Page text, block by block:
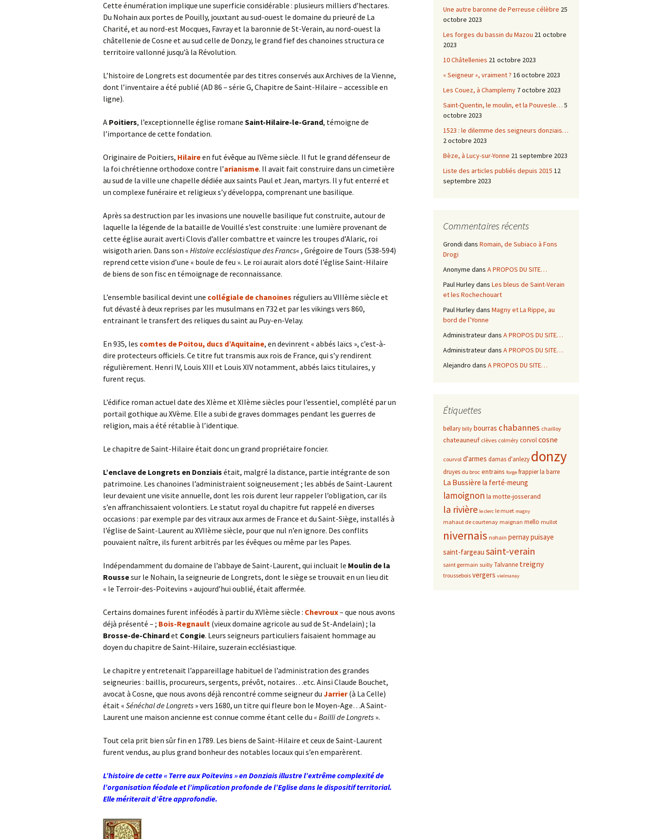
Cette énumération implique une superficie considérable : plusieurs milliers d’hectares.
Du Nohain aux portes de Pouilly, jouxtant au sud-ouest le domaine du prieuré de La
Charité, et au nord-est Mocques, Favray et la baronnie de St-Verain, au nord-ouest la
châtellenie de Cosne et au sud celle de Donzy, le grand fief des chanoines structura ce
territoire vallonné jusqu’à la Révolution.
L’histoire de Longrets est documentée par des titres conservés aux Archives de la Vienne,
dont l’inventaire a été publié (AD 86 – série G, Chapitre de Saint-Hilaire – accessible en
ligne).
A Poitiers, l’exceptionnelle église romane Saint-Hilaire-le-Grand, témoigne de
l’importance de cette fondation.
Originaire de Poitiers, Hilaireen fut évêque au IVème siècle. Il fut le grand défenseur de
la foi chrétienne orthodoxe contre l’arianisme. Il avait fait construire dans un cimetière
au sud de la ville une chapelle dédiée aux saints Paul et Jean, martyrs. Il y fut enterré et
un complexe funéraire et religieux s’y développa, comprenant une basilique.
Après sa destruction par les invasions une nouvelle basilique fut construite, autour de
laquelle la légende de la bataille de Vouillé s’est construite : une lumière provenant de
cette église aurait averti Clovis d’aller combattre et vaincre les troupes d’Alaric, roi
wisigoth arien. Dans son « Histoire ecclésiastique des Francs« , Grégoire de Tours (538-594)
reprend cette vision d’une « boule de feu ». Le roi aurait alors doté l’église Saint-Hilaire
de biens de son fisc en témoignage de reconnaissance.
L’ensemble basilical devint une collégiale de chanoines réguliers au VIIIème siècle et
fut dévasté à deux reprises par les musulmans en 732 et par les vikings vers 860,
entrainant le transfert des reliques du saint au Puy-en-Velay.
En 935, les comtes de Poitou, ducs d’Aquitaine, en devinrent « abbés laïcs », c’est-à-
dire protecteurs officiels. Ce titre fut transmis aux rois de France, qui s’y rendirent
régulièrement. Henri IV, Louis XIII et Louis XIV notamment, abbés laïcs titulaires, y
furent reçus.
L’édifice roman actuel date des XIème et XIIème siècles pour l’essentiel, complété par un
portail gothique au XVème. Elle a subi de graves dommages pendant les guerres de
religion, mais a été rétablie à l’identique.
Le chapitre de Saint-Hilaire était donc un grand propriétaire foncier.
L’enclave de Longrets en Donziais était, malgré la distance, partie intégrante de son
patrimoine. Les chanoines l’administraient soigneusement ; les abbés de Saint-Laurent
leur devaient une visite annuelle, dont les rois durent leur rappeler l’obligation, car ils
s’en affranchissaient volontiers. Le statut royal du chapitre fut rappelé en diverses
occasions : par exemple par des vitraux aux armes de France et du Saint-Siège, installés à
l’église de Saint-Laurent au XVIIème siècle, pour que nul n’en ignore. Des conflits
pouvaient naître, ils furent arbitrés par les évêques ou même par les Papes.
Indépendamment du domaine de l’abbaye de Saint-Laurent, qui incluait le Moulin de la
Roussesur le Nohain, la seigneurie de Longrets, dont le siège se trouvait en un lieu dit
« le Terroir-des-Poitevins » aujourd’hui oublié, était affermée.
Certains domaines furent inféodés à partir du XVIème siècle : Chevroux– que nous avons
déjà présenté – ; Bois-Regnault (vieux domaine agricole au sud de St-Andelain) ; la
Brosse-de-Chinardet Congie. Leurs seigneurs particuliers faisaient hommage au
doyen du chapitre de Saint-Hilaire, suzerain ecclésiastique.
Le chapitre y entretenait l’appareillage habituel de l’administration des grandes
seigneuries : baillis, procureurs, sergents, prévôt, notaires…etc. Ainsi Claude Bouchet,
avocat à Cosne, que nous avons déjà rencontré comme seigneur du Jarrier(à La Celle)
était « Sénéchal de Longrets » vers 1680, un titre qui fleure bon le Moyen-Age…A Saint-
Laurent une maison ancienne est connue comme étant celle du « Bailli de Longrets ».
Tout cela prit bien sûr fin en 1789. Les biens de Saint-Hilaire et ceux de Saint-Laurent
furent vendus, au plus grand bonheur des notables locaux qui s’en emparèrent.
L’histoire de cette « Terre aux Poitevins » en Donziais illustre l’extrême complexité de
l’organisation féodale et l’implication profonde de l’Eglise dans le dispositif territorial.
Elle mériterait d’être approfondie.
Une autre baronne de Perreuse célèbre 25
octobre 2023
Les forges du bassin du Mazou 21 octobre
2023
10 Châtellenies 21 octobre 2023
« Seigneur », vraiment ? 16 octobre 2023
Les Couez, à Champlemy 7 octobre 2023
Saint-Quentin, le moulin, et la Pouvesle… 5
octobre 2023
1523 : le dilemme des seigneurs donziais…
2 octobre 2023
Bèze, à Lucy-sur-Yonne 21 septembre 2023
Liste des articles publiés depuis 2015 12
septembre 2023
Commentaires récents
Grondi dans Romain, de Subiaco à Fons
Drogi
Anonyme dans A PROPOS DU SITE…
Paul Hurleydans Les bleus de Saint-Verain
et les Rochechouart
Paul Hurleydans Magny et La Rippe, au
bord de l’Yonne
Administrateurdans A PROPOS DU SITE…
Administrateurdans A PROPOS DU SITE…
Alejandro dans A PROPOS DU SITE…
Étiquettes
bellary billy bourras chabannes chailloy
chateauneuf clèves colméry corvolcosne
courvol d'armes damas d'anlezy donzy
druyes du broc entrains forge frappierla barre
La Bussière la ferté-meung
lamoignon la motte-josserand
la rivière le clerc le muet magny
mahaut de courtenay maignan mello mullot
nivernais nohain pernaypuisaye
saint-fargeau saint-verain
saint germain suilly Talvanne treigny
troussebois vergers vielmanay